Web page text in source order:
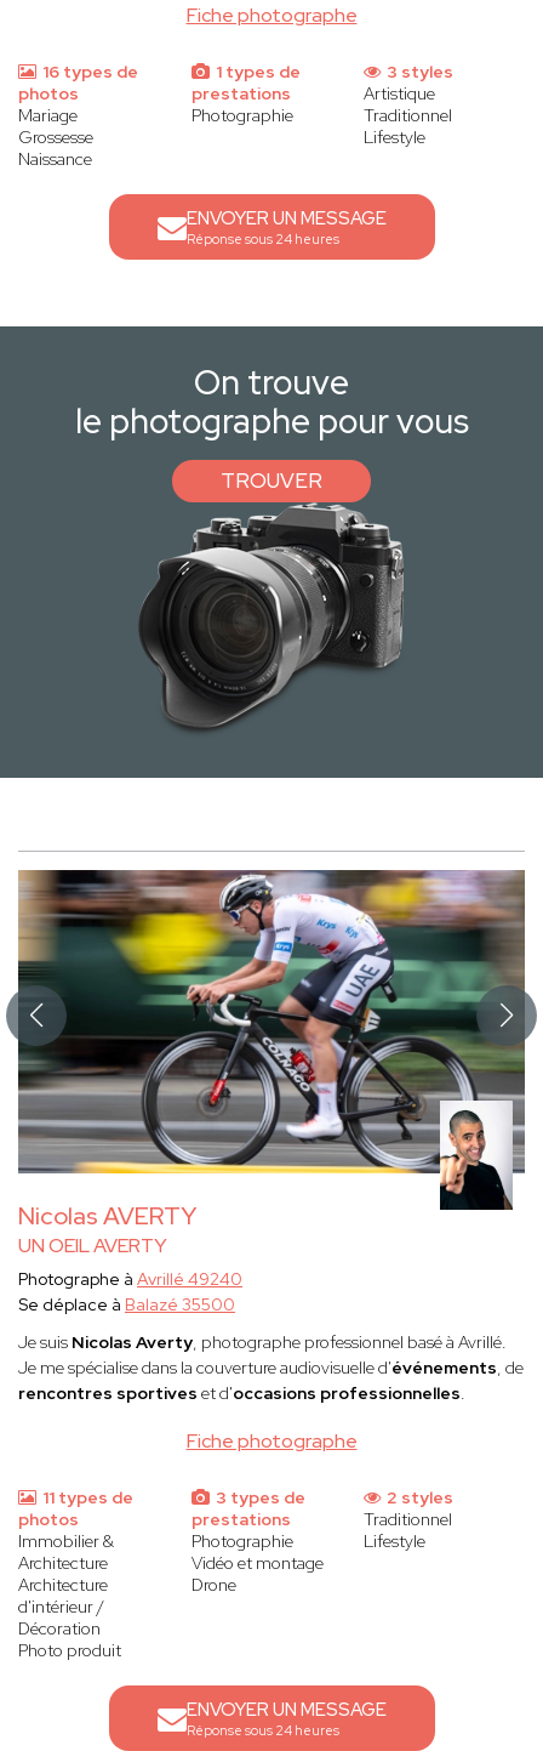
Fiche photographe
16 types de
photos
Mariage
Grossesse
Naissance
1 types de
prestations
Photographie
3 styles
Artistique
Traditionnel
Lifestyle
ENVOYER UN MESSAGE
Réponse sous 24 heures
On trouve
le photographe pour vous
TROUVER
Nicolas AVERTY
UN OEIL AVERTY
Fiche photographe
Photographe à Avrillé 49240
Se déplace à Balazé 35500
Je suis Nicolas Averty, photographe professionnel basé à Avrillé.
Je me spécialise dans la couverture audiovisuelle d'événements, de
rencontres sportives et d'occasions professionnelles.
11 types de
photos
Immobilier &
Architecture
Architecture
d'intérieur /
Décoration
Photo produit
3 types de
prestations
Photographie
Vidéo et montage
Drone
2 styles
Traditionnel
Lifestyle
ENVOYER UN MESSAGE
Réponse sous 24 heures